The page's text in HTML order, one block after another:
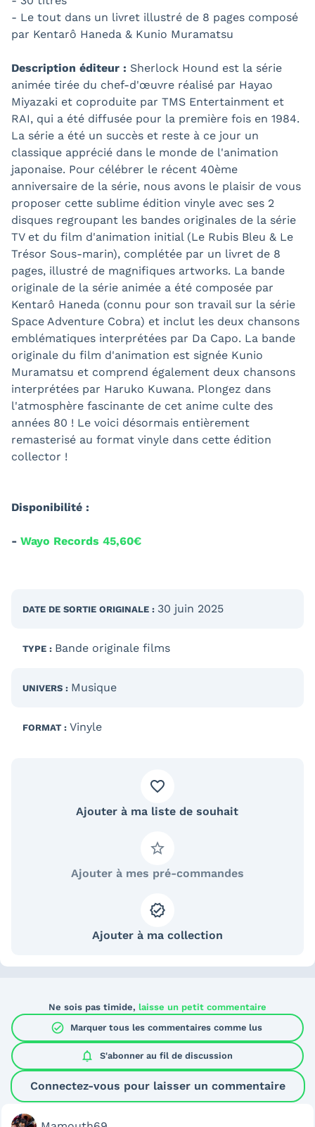
- Le tout dans un livret illustré de 8 pages composé
par Kentarô Haneda & Kunio Muramatsu
Description éditeur : Sherlock Hound est la série
animée tirée du chef-d'œuvre réalisé par Hayao
Miyazaki et coproduite par TMS Entertainment et
RAI, qui a été diffusée pour la première fois en 1984.
La série a été un succès et reste à ce jour un
classique apprécié dans le monde de l'animation
japonaise. Pour célébrer le récent 40ème
anniversaire de la série, nous avons le plaisir de vous
proposer cette sublime édition vinyle avec ses 2
disques regroupant les bandes originales de la série
TV et du film d'animation initial (Le Rubis Bleu & Le
Trésor Sous-marin), complétée par un livret de 8
pages, illustré de magnifiques artworks. La bande
originale de la série animée a été composée par
Kentarô Haneda (connu pour son travail sur la série
Space Adventure Cobra) et inclut les deux chansons
emblématiques interprétées par Da Capo. La bande
originale du film d'animation est signée Kunio
Muramatsu et comprend également deux chansons
interprétées par Haruko Kuwana. Plongez dans
l'atmosphère fascinante de cet anime culte des
années 80 ! Le voici désormais entièrement
remasterisé au format vinyle dans cette édition
collector !
Disponibilité :
- Wayo Records 45,60€
DATE DE SORTIE ORIGINALE : 30 juin 2025
TYPE : Bande originale films
UNIVERS : Musique
FORMAT : Vinyle
Ajouter à ma liste de souhait
Ajouter à mes pré-commandes
Ajouter à ma collection
Ne sois pas timide, laisse un petit commentaire
check_circle Marquer tous les commentaires comme lus
notifications S'abonner au fil de discussion
Connectez-vous pour laisser un commentaire